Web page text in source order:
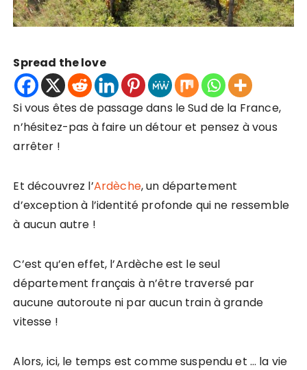
Spread the love
Si vous êtes de passage dans le Sud de la France,
n’hésitez-pas à faire un détour et pensez à vous
arrêter !
Et découvrez l’Ardèche, un département
d’exception à l’identité profonde qui ne ressemble
à aucun autre !
C’est qu’en effet, l’Ardèche est le seul
département français à n’être traversé par
aucune autoroute ni par aucun train à grande
vitesse !
Alors, ici, le temps est comme suspendu et … la vie